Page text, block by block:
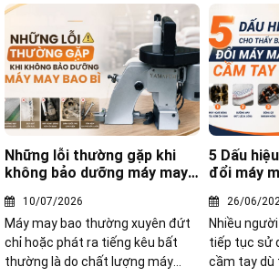
tôi sẽ giúp bạn tìm hiểu những
dòng máy may bao gạo phù hợp
khâu bao
thực hiện
Những lỗi thường gặp khi
không bảo dưỡng máy may
10/07/2026
Máy may bao thường xuyên đứt
chỉ hoặc phát ra tiếng kêu bất
thường là do chất lượng máy
5 Dấu
đổi máy
26/06/
Nhiều
tiếp tục sử
cầm tay dù